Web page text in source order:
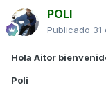
POLI
Publicado 31
Hola Aitor
Poli